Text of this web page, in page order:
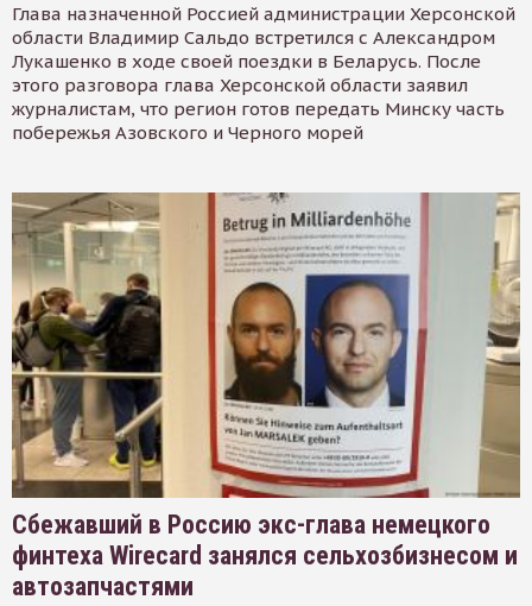
Глава назначенной Россией администрации Херсонской
области Владимир Сальдо встретился с Александром
Лукашенко в ходе своей поездки в Беларусь. После
этого разговора глава Херсонской области заявил
журналистам, что регион готов передать Минску часть
побережья Азовского и Черного морей
Сбежавший в Россию экс-глава немецкого
финтеха Wirecard занялся сельхозбизнесом и
автозапчастями